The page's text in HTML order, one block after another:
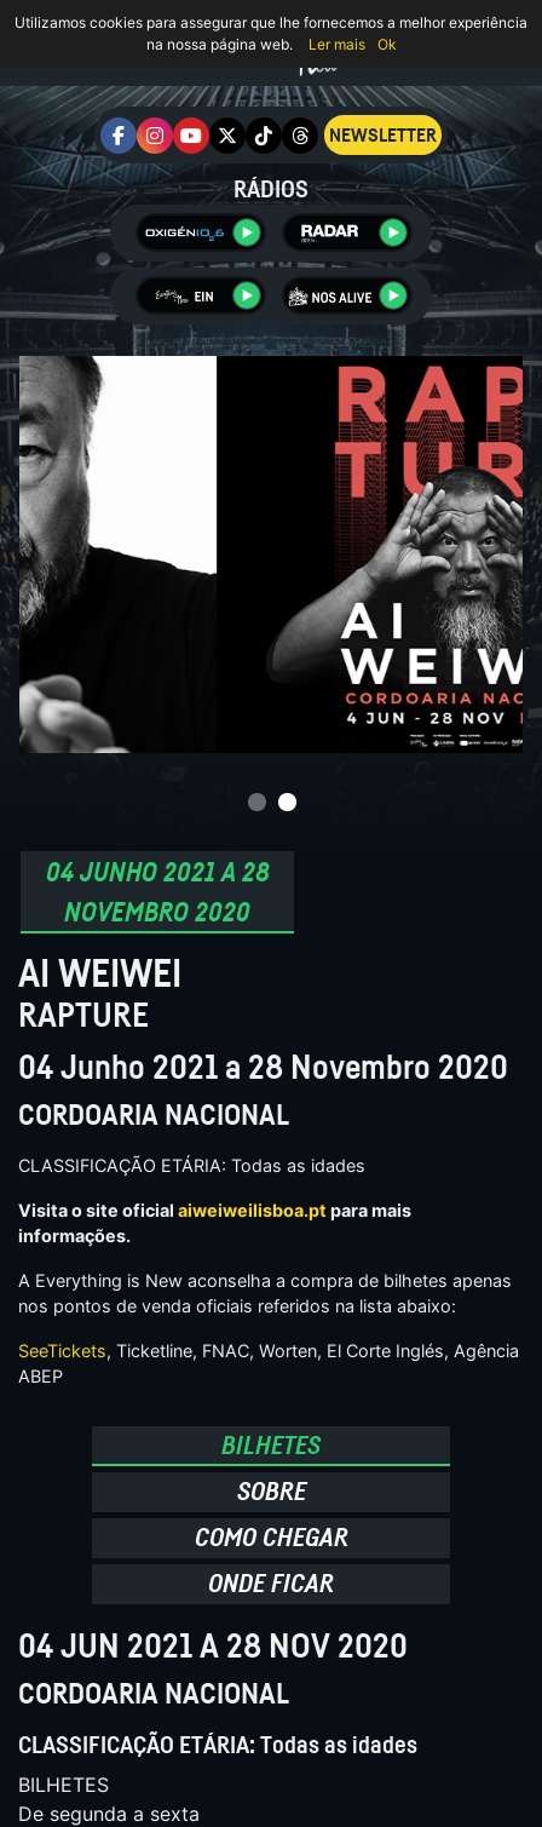
NEWSLETTER
RÁDIOS
04 JUNHO 2021 A 28
NOVEMBRO 2020
AI WEIWEI
RAPTURE
04 Junho 2021 a 28 Novembro 2020
CORDOARIA NACIONAL
CLASSIFICAÇÃO ETÁRIA: Todas as idades
Visita o site oficial aiweiweilisboa.pt para mais
informações.
A Everything is New aconselha a compra de bilhetes apenas
nos pontos de venda oficiais referidos na lista abaixo:
SeeTickets, Ticketline, FNAC, Worten, El Corte Inglés, Agência
ABEP
BILHETES
SOBRE
COMO CHEGAR
ONDE FICAR
04 JUN 2021 A 28 NOV 2020
CORDOARIA NACIONAL
CLASSIFICAÇÃO ETÁRIA: Todas as idades
BILHETES
De segunda a sexta
Utilizamos cookies para assegurar que lhe fornecemos a melhor experiência
na nossa página web.
Ler mais Ok